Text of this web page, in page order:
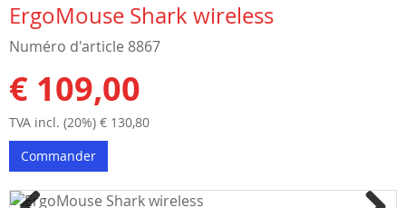
ErgoMouse Shark wireless
Numéro d'article 8867
€ 109,00
TVA incl. (20%) € 130,80
Commander